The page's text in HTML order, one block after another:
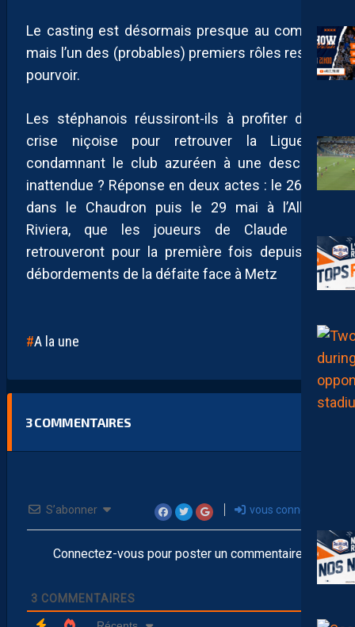
Le casting est désormais presque au complet,
mais l’un des (probables) premiers rôles reste à
pourvoir.
Les stéphanois réussiront-ils à profiter de la
crise niçoise pour retrouver la Ligue 1,
condamnant le club azuréen à une descente
inattendue ? Réponse en deux actes : le 26 mai
dans le Chaudron puis le 29 mai à l’Allianz
Riviera, que les joueurs de Claude Puel
retrouveront pour la première fois depuis les
débordements de la défaite face à Metz
A la une
3COMMENTAIRES
S’abonner vous connecter
Connectez-vous pour poster un commentaire
3 COMMENTAIRES